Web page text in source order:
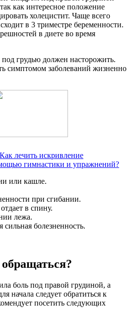
как интересное положение
холецистит. Чаще всего
в 3 триместре беременности.
в диете во время
грудью должен насторожить.
симптомом заболеваний жизненно
лечить искривление
гимнастики и упражнений?
или кашле.
при сгибании.
в спину.
лежа.
болезненность.
боль под правой грудиной, а
начала следует обратиться к
посетить следующих